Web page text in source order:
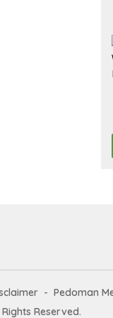
Pedoman
Reserved.